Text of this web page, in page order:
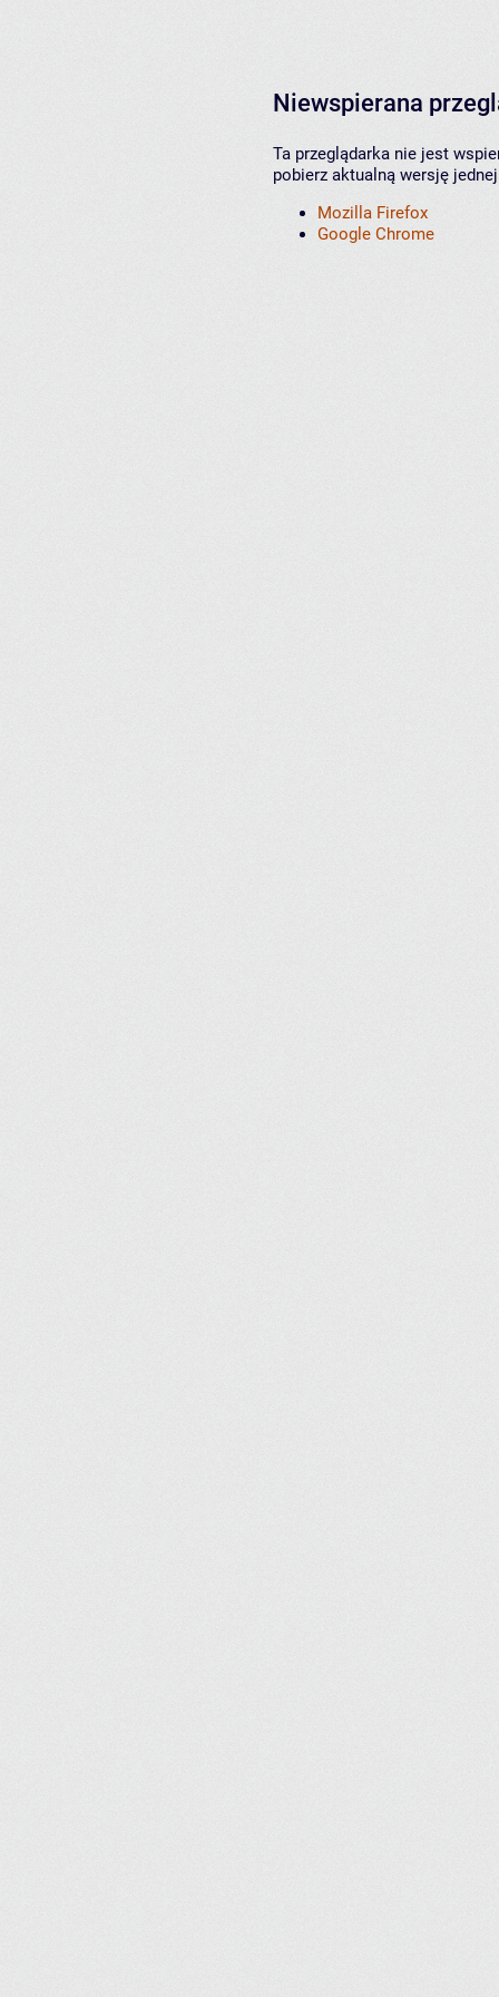
Niewspierana
Ta przeglądarka nie jest
pobierz aktualną wersję
Mozilla Firefox
Google Chrome